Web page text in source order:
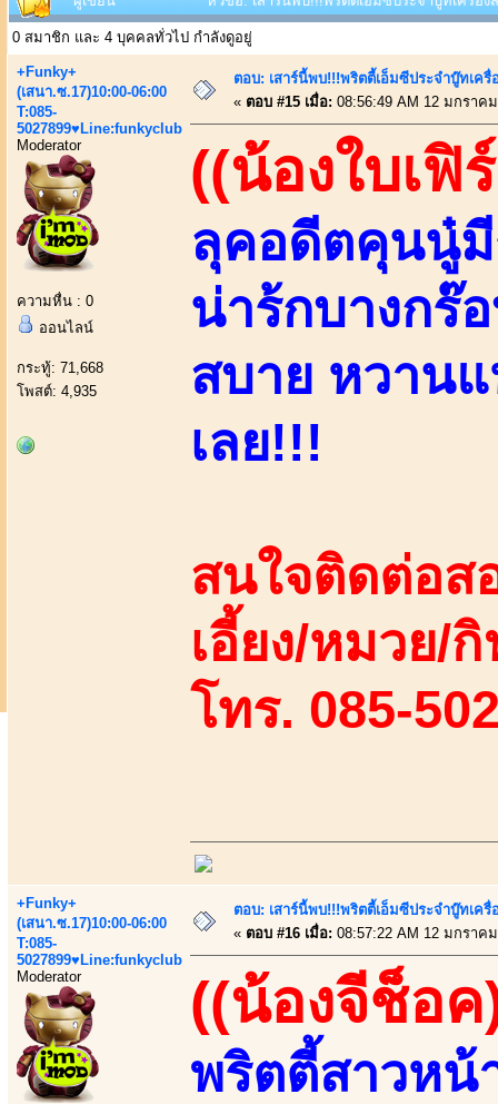
0 สมาชิก และ 4 บุคคลทั่วไป กำลังดูอยู่
+Funky+
(เสนา.ซ.17)10:00-06:00
T:085-
5027899♥Line:funkyclub
Moderator
ความหื่น : 0
ออนไลน์
กระทู้: 71,668
โพสต์: 4,935
ตอบ: เสาร์นี้พบ!!!พริตตี้เอ็มซีประจำบู๊ทเค
« ตอบ #15 เมื่อ: 08:56:49 AM 12 มกราค
((น้องใบเฟิ
ลุคอดีตคุนนู๋มี
น่าร้กบางกร๊
สบาย หวาน
เลย!!!
สนใจติดต่อส
เอี้ยง/หมวย/
โทร. 085-
+Funky+
(เสนา.ซ.17)10:00-06:00
T:085-
5027899♥Line:funkyclub
Moderator
ตอบ: เสาร์นี้พบ!!!พริตตี้เอ็มซีประจำบู๊ทเค
« ตอบ #16 เมื่อ: 08:57:22 AM 12 มกราค
((น้องจีช็อค
พริตตี้สาวหน้